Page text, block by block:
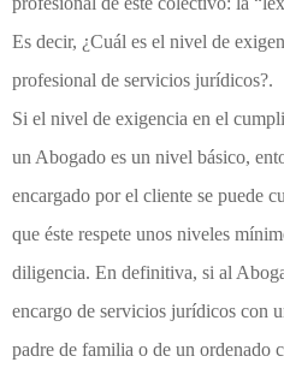
Es decir, ¿Cuál es el nivel de
profesional de servicios jurídicos?.
Si el nivel de exigencia en el
un Abogado es un nivel básico,
encargado por el cliente se puede
que éste respete unos niveles
diligencia. En definitiva, si al
encargo de servicios jurídicos con
padre de familia o de un ordenado